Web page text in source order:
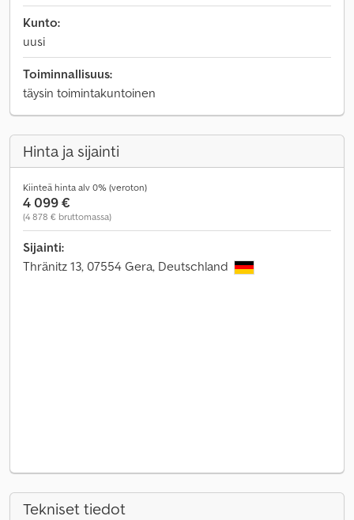
Kunto:
uusi
Toiminnallisuus:
täysin toimintakuntoinen
Hinta ja sijainti
Kiinteä hinta alv 0% (veroton)
4 099 €
(4 878 € bruttomassa)
Sijainti:
Thränitz 13, 07554 Gera, Deutschland
Tekniset tiedot